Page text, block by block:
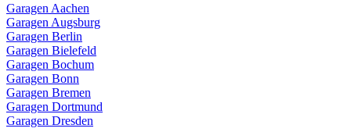
Garagen Aachen
Garagen Augsburg
Garagen Berlin
Garagen Bielefeld
Garagen Bochum
Garagen Bonn
Garagen Bremen
Garagen Dortmund
Garagen Dresden